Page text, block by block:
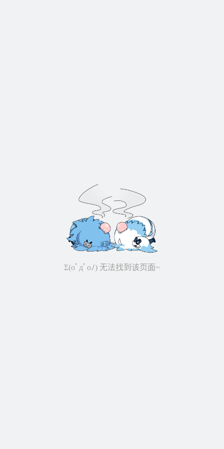
Σ(oﾟдﾟoﾉ) 无法找到该页面~